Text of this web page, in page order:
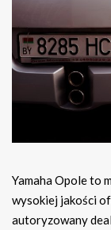
Yamaha Opole to
wysokiej jakości
autoryzowany